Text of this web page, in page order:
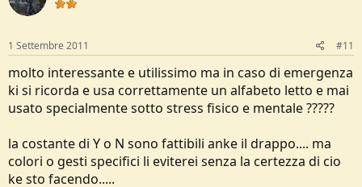
1 Settembre 2011 #11
molto interessante e utilissimo ma in caso di emergenza
ki si ricorda e usa correttamente un alfabeto letto e mai
usato specialmente sotto stress fisico e mentale ?????
la costante di Y o N sono fattibili anke il drappo.... ma
colori o gesti specifici li eviterei senza la certezza di cio
ke sto facendo.....